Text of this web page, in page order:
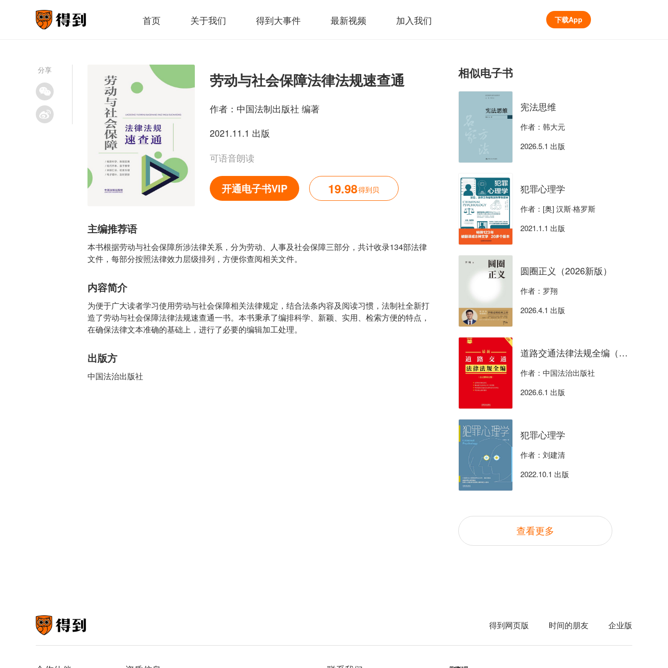
首页 关于我们 得到大事件 最新视频 加入我们 下载App
分享
劳动与社会保障法律法规速查通
作者： 中国法制出版社 编著
2021.11.1 出版
可语音朗读
开通电子书VIP 19.98得到贝
主编推荐语
本书根据劳动与社会保障所涉法律关系，分为劳动、人事及社会保障三部分，共计收录134部法律
文件，每部分按照法律效力层级排列，方便你查阅相关文件。
内容简介
为便于广大读者学习使用劳动与社会保障相关法律规定，结合法条内容及阅读习惯，法制社全新打
造了劳动与社会保障法律法规速查通一书。本书秉承了编排科学、新颖、实用、检索方便的特点，
在确保法律文本准确的基础上，进行了必要的编辑加工处理。
出版方
中国法治出版社
相似电子书
宪法思维
作者：韩大元
2026.5.1 出版
犯罪心理学
作者：[奥] 汉斯·格罗斯
2021.1.1 出版
圆圈正义（2026新版）
作者：罗翔
2026.4.1 出版
道路交通法律法规全编（含交通事故处理）（2026年版）
作者：中国法治出版社
2026.6.1 出版
犯罪心理学
作者：刘建清
2022.10.1 出版
查看更多
得到网页版 时间的朋友 企业版